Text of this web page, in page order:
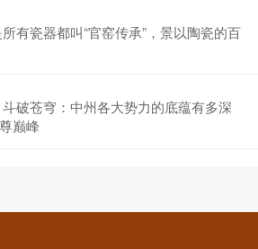
有瓷器都叫“官窑传承”，景以陶瓷的百
破苍穹：中州各大势力的底蕴有多深
巅峰